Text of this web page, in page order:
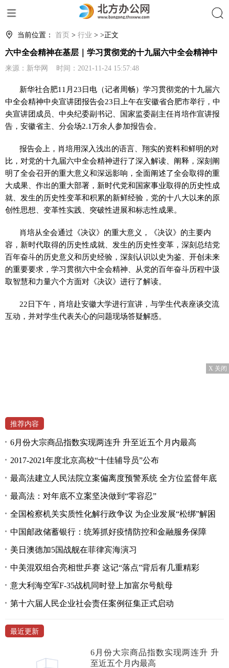
当前位置： 首页 > 行业 > >正文
六中全会精神在基层｜学习贯彻党的十九届六中全会精神中
来源：新华网 时间：2021-11-24 15:57:48
新华社合肥11月23日电（记者周畅）学习贯彻党的十九届六
中全会精神中央宣讲团报告会23日上午在安徽省合肥市举行，中
央宣讲团成员、中央纪委副书记、国家监委副主任肖培作宣讲报
告，安徽省主、分会场2.1万余人参加报告会。
报告会上，肖培用深入浅出的语言、翔实的资料和鲜明的对
比，对党的十九届六中全会精神进行了深入解读、阐释，深刻阐
明了全会召开的重大意义和深远影响，全面阐述了全会取得的重
大成果、作出的重大部署，新时代党和国家事业取得的历史性成
就、发生的历史性变革和积累的新鲜经验，党的十八大以来的原
创性思想、变革性实践、突破性进展和标志性成果。
肖培从全会通过《决议》的重大意义，《决议》的主要内
容，新时代取得的历史性成就、发生的历史性变革，深刻总结党
百年奋斗的历史意义和历史经验，深刻认识以史为鉴、开创未来
的重要要求，学习贯彻六中全会精神、从党的百年奋斗历程中汲
取智慧和力量六个方面对《决议》进行了解读。
22日下午，肖培赴安徽大学进行宣讲，与学生代表座谈交流
互动，并对学生代表关心的问题现场答疑解惑。
X 关闭
推荐内容
6月份大宗商品指数实现两连升 升至近五个月内最高
2017-2021年度北京高校“十佳辅导员”公布
最高法建立人民法院立案偏离度预警系统 全方位监督年底
最高法：对年底不立案坚决做到“零容忍”
全国检察机关实质性化解行政争议 为企业发展“松绑”解困
中国邮政储蓄银行：统筹抓好疫情防控和金融服务保障
美日澳德加5国战舰在菲律宾海演习
中美混双组合亮相世乒赛 这记“落点”背后有几重精彩
意大利海空军F-35战机同时登上加富尔号航母
第十六届人民企业社会责任案例征集正式启动
最近更新
6月份大宗商品指数实现两连升 升
至近五个月内最高